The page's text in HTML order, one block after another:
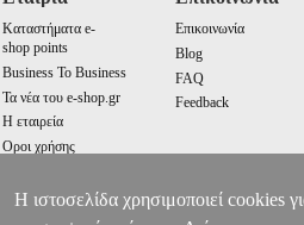
Καταστήματα e-
shop points
Business To Business
Τα νέα του e-shop.gr
Η εταιρεία
Οροι χρήσης
Επικοινωνία
Blog
FAQ
Feedback
Η ιστοσελίδα χρησιμοποιεί cookies